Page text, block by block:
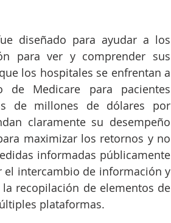
diseñado para ayudar a los
para ver y comprender sus
los hospitales se enfrentan a
Medicare para pacientes
de millones de dólares por
claramente su desempeño
maximizar los retornos y no
informadas públicamente
el intercambio de información y
recopilación de elementos de
plataformas.